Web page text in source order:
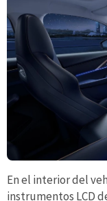
En el interior del
instrumentos LCD